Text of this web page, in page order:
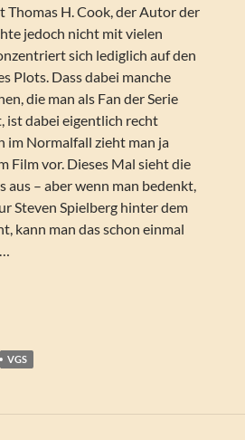
Thomas H. Cook, der Autor der
jedoch nicht mit vielen
sich lediglich auf den
Plots. Dass dabei manche
die man als Fan der Serie
ist dabei eigentlich recht
im Normalfall zieht man ja
Film vor. Dieses Mal sieht die
aus – aber wenn man bedenkt,
Steven Spielberg hinter dem
kann man das schon einmal
– Wir sind nicht allein (Band 1)
VGS